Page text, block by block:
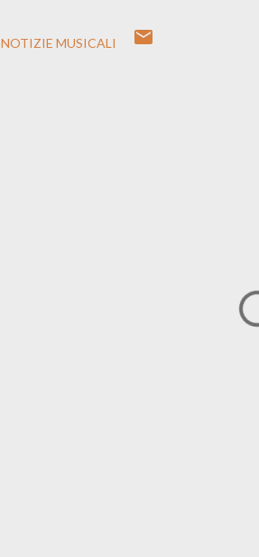
NOTIZIE MUSICALI